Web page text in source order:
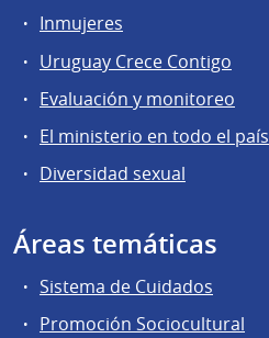
Inmujeres
Uruguay Crece Contigo
Evaluación y monitoreo
El ministerio en todo el país
Diversidad sexual
Áreas temáticas
Sistema de Cuidados
Promoción Sociocultural